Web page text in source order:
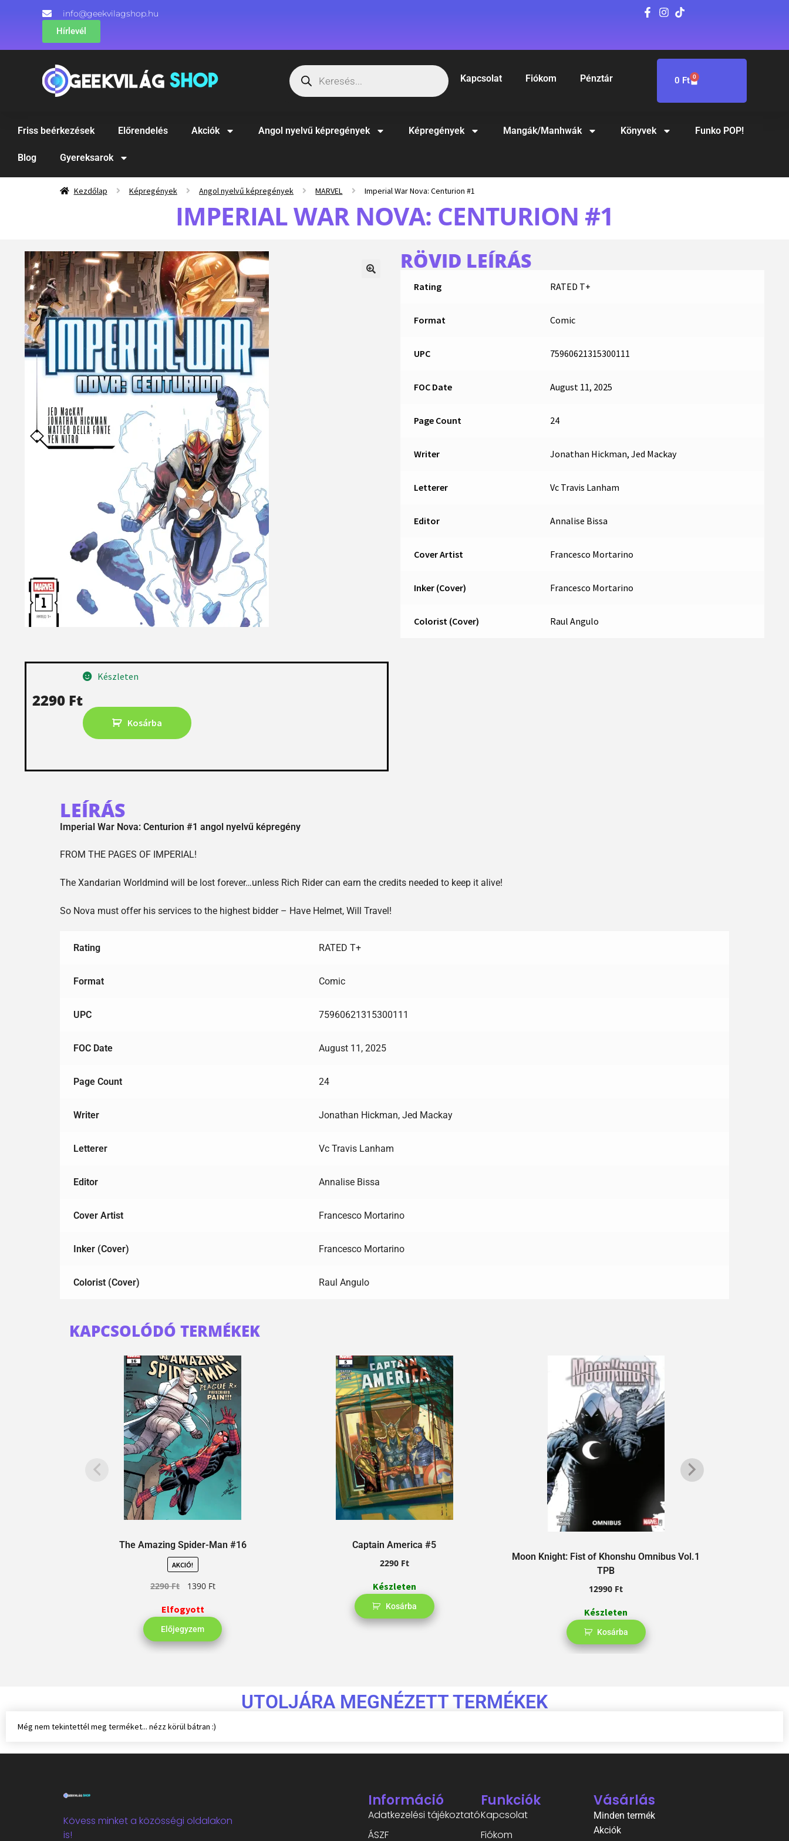
info@geekvilagshop.hu
Hírlevél
Kapcsolat Fiókom Pénztár 0 Ft 0
Friss beérkezések Előrendelés Akciók Angol nyelvű képregények Képregények Mangák/Manhwák Könyvek Funko POP!
Blog Gyereksarok
Kezdőlap Képregények Angol nyelvű képregények MARVEL Imperial War Nova: Centurion #1
IMPERIAL WAR NOVA: CENTURION #1
2290 Ft
Készleten
Kosárba
RÖVID LEÍRÁS
Rating RATED T+
Format Comic
UPC 75960621315300111
FOC Date August 11, 2025
Page Count 24
Writer Jonathan Hickman, Jed Mackay
Letterer Vc Travis Lanham
Editor Annalise Bissa
Cover Artist Francesco Mortarino
Inker (Cover) Francesco Mortarino
Colorist (Cover) Raul Angulo
LEÍRÁS
Imperial War Nova: Centurion #1 angol nyelvű képregény
FROM THE PAGES OF IMPERIAL!
The Xandarian Worldmind will be lost forever…unless Rich Rider can earn the credits needed to keep it alive!
So Nova must offer his services to the highest bidder – Have Helmet, Will Travel!
Rating RATED T+
Format Comic
UPC 75960621315300111
FOC Date August 11, 2025
Page Count 24
Writer Jonathan Hickman, Jed Mackay
Letterer Vc Travis Lanham
Editor Annalise Bissa
Cover Artist Francesco Mortarino
Inker (Cover) Francesco Mortarino
Colorist (Cover) Raul Angulo
KAPCSOLÓDÓ TERMÉKEK
The Amazing Spider-Man #16
AKCIÓ!
2290Ft 1390 Ft
Elfogyott
Előjegyzem
Captain America #5
2290 Ft
Készleten
Kosárba
Moon Knight: Fist of Khonshu Omnibus Vol.1
TPB
12990 Ft
Készleten
Kosárba
UTOLJÁRA MEGNÉZETT TERMÉKEK
Még nem tekintettél meg terméket... nézz körül bátran :)
Kövess minket a közösségi oldalakon
is!
Információ
Adatkezelési tájékoztató
ÁSZF
Funkciók
Kapcsolat
Fiókom
Vásárlás
Minden termék
Akciók